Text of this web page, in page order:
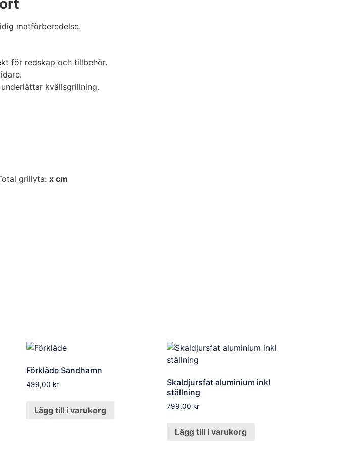
matförberedelse.
för redskap och tillbehör.
kvällsgrillning.
grillyta: x cm
Förkläde Sandhamn
499,00 kr
Lägg till i varukorg
Skaldjursfat aluminium inkl
ställning
799,00 kr
Lägg till i varukorg